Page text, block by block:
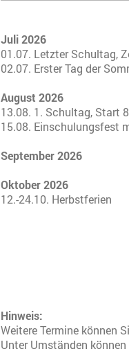
Juli 2026
01.07. Letzter Schultag,
02.07. Erster Tag der
August 2026
13.08. 1. Schultag, Start
15.08. Einschulungsfest
September 2026
Oktober 2026
12.-24.10. Herbstferien
Hinweis:
Weitere Termine können
Unter Umständen